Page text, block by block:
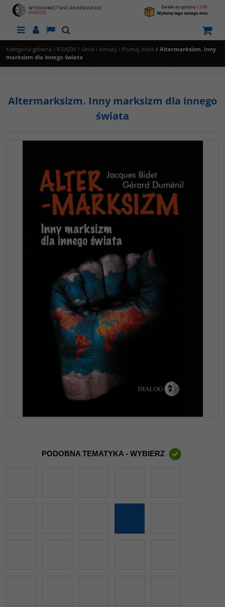
MenuPanelLangSzukaj
Kategoria główna / KSIĄŻKI / Serie i tematy / Poznaj Indie / Altermarksizm. Inny
marksizm dla innego świata
Altermarksizm. Inny marksizm dla innego
świata
PODOBNA TEMATYKA - WYBIERZ